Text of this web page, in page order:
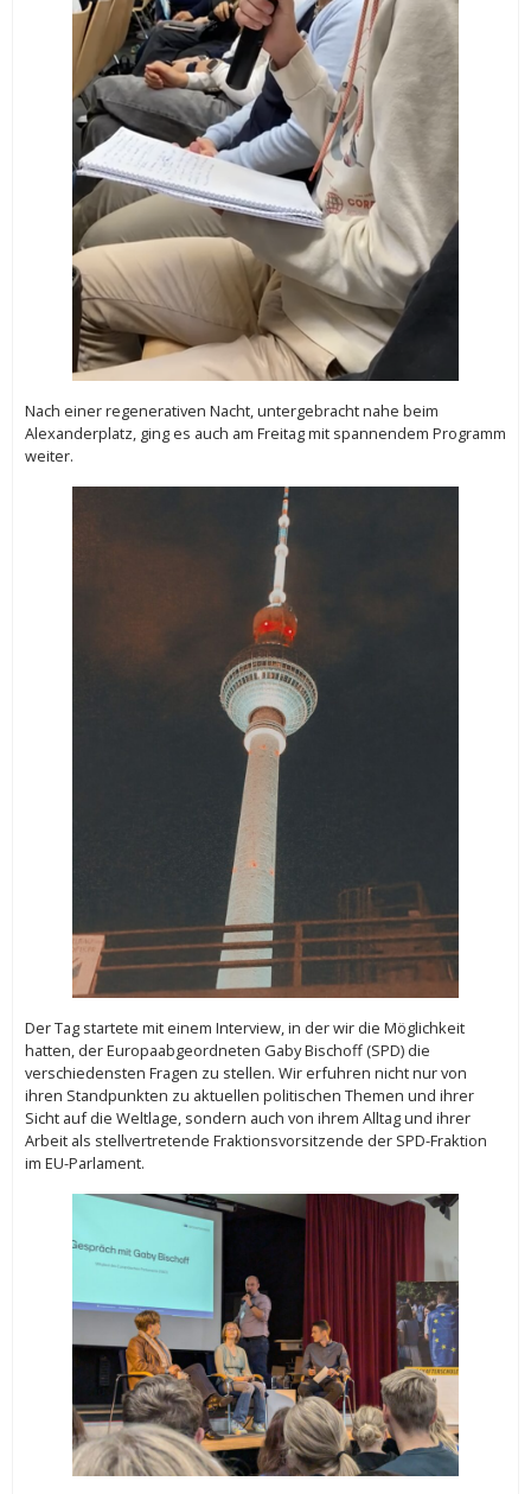
Nach einer regenerativen Nacht, untergebracht nahe beim
Alexanderplatz, ging es auch am Freitag mit spannendem Programm
weiter.
Der Tag startete mit einem Interview, in der wir die Möglichkeit
hatten, der Europaabgeordneten Gaby Bischoff (SPD) die
verschiedensten Fragen zu stellen. Wir erfuhren nicht nur von
ihren Standpunkten zu aktuellen politischen Themen und ihrer
Sicht auf die Weltlage, sondern auch von ihrem Alltag und ihrer
Arbeit als stellvertretende Fraktionsvorsitzende der SPD-Fraktion
im EU-Parlament.